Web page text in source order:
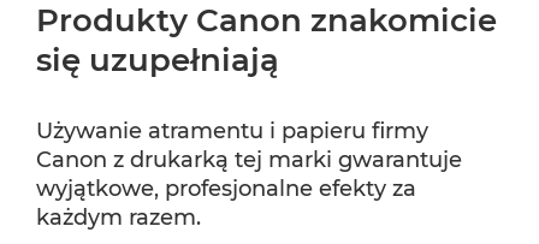
Produkty Canon znakomicie
się uzupełniają
Używanie atramentu i papieru firmy
Canon z drukarką tej marki gwarantuje
wyjątkowe, profesjonalne efekty za
każdym razem.